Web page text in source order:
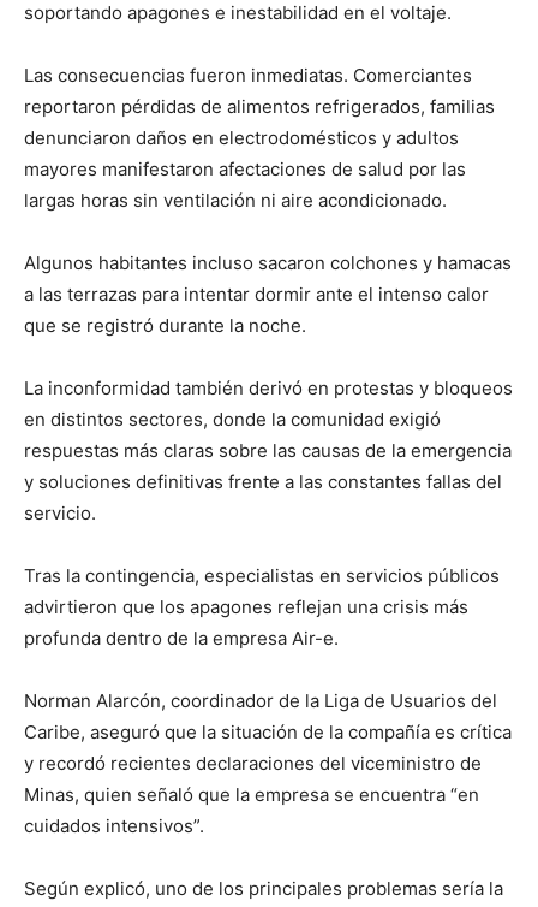
soportando apagones e inestabilidad en el voltaje.
Las consecuencias fueron inmediatas. Comerciantes
reportaron pérdidas de alimentos refrigerados, familias
denunciaron daños en electrodomésticos y adultos
mayores manifestaron afectaciones de salud por las
largas horas sin ventilación ni aire acondicionado.
Algunos habitantes incluso sacaron colchones y hamacas
a las terrazas para intentar dormir ante el intenso calor
que se registró durante la noche.
La inconformidad también derivó en protestas y bloqueos
en distintos sectores, donde la comunidad exigió
respuestas más claras sobre las causas de la emergencia
y soluciones definitivas frente a las constantes fallas del
servicio.
Tras la contingencia, especialistas en servicios públicos
advirtieron que los apagones reflejan una crisis más
profunda dentro de la empresa Air-e.
Norman Alarcón, coordinador de la Liga de Usuarios del
Caribe, aseguró que la situación de la compañía es crítica
y recordó recientes declaraciones del viceministro de
Minas, quien señaló que la empresa se encuentra “en
cuidados intensivos”.
Según explicó, uno de los principales problemas sería la